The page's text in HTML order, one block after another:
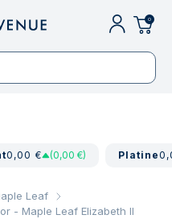
0
0,00 € (0,00 €) Platine
Leaf
- Maple Leaf Elizabeth II